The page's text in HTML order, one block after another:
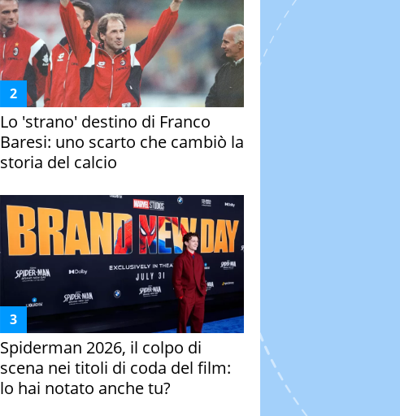
Lo 'strano' destino di Franco
Baresi: uno scarto che cambiò la
storia del calcio
Spiderman 2026, il colpo di
scena nei titoli di coda del film:
lo hai notato anche tu?